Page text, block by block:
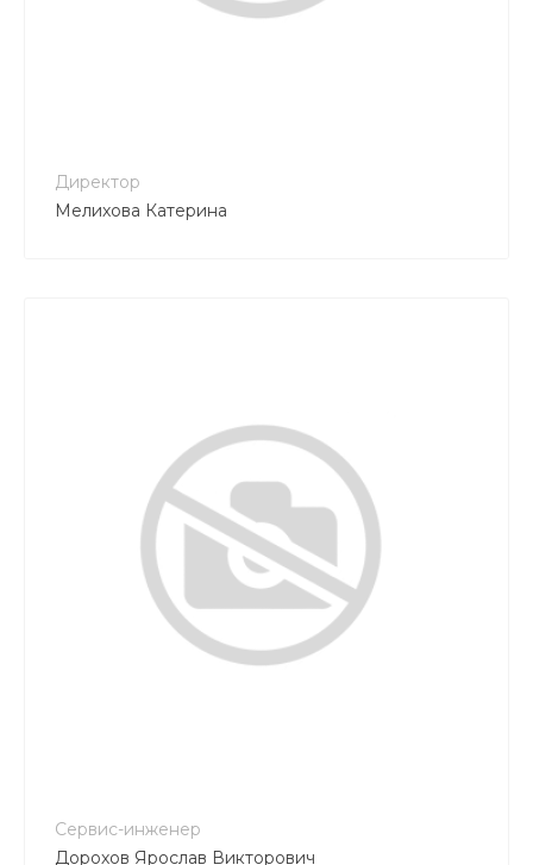
Директор
Мелихова Катерина
Сервис-инженер
Дорохов Ярослав Викторович